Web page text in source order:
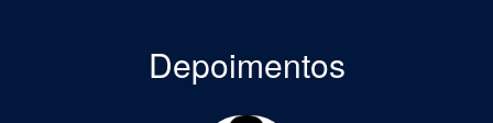
Depoimentos